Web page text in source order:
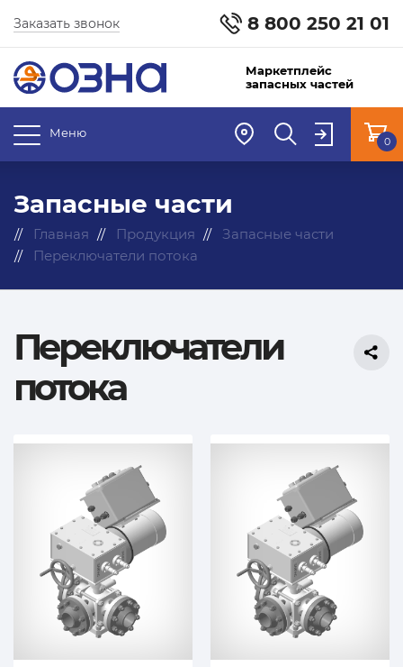
8 800 250 21 01
Заказать звонок
Маркетплейс
запасных частей
Меню
0
Запасные части
Главная Продукция
Запасные части
Переключатели потока
Переключатели
потока